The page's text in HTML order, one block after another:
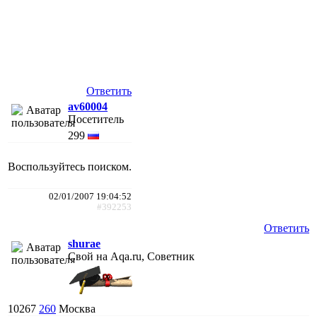
Ответить
av60004
Посетитель
299
Воспользуйтесь поиском.
02/01/2007 19:04:52
#392253
Ответить
shurae
Свой на Aqa.ru, Советник
10267 260 Москва